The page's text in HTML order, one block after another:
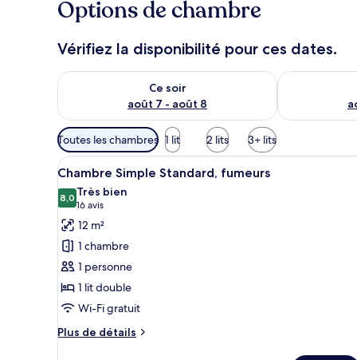
Options de chambre
Vérifiez la disponibilité pour ces dates.
Ce soir
août 7 - août 8
Vérifier la disponibilité pour ce soir août 7 - août 8
Vérifier la
Filtres
disponibles
pour
les
chambres
Toutes les chambres 1 lit 2 lits 3+ lits
Afficher
toutes
les
photos
pour
ce
type
de
chambre :
Chambre
Une chambre d’hôtel avec
14
Chambre Simple Standard, fumeurs
8,08,0 sur 10
Très bien
16 avis
(16 avis)
12 m²
1 chambre
1 personne
1 lit double
Wi-Fi gratuit
Plus de détails
Plus